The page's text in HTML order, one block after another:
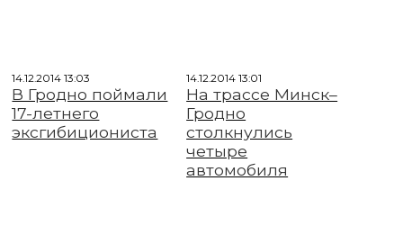
14.12.2014 13:03
В Гродно поймали
17-летнего
эксгибициониста
14.12.2014 13:01
На трассе Минск–
Гродно
столкнулись
четыре
автомобиля